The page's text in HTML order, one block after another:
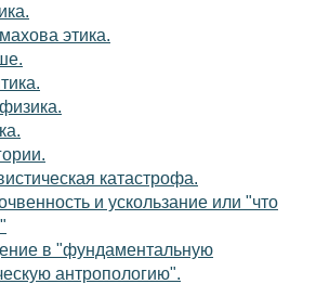
этика.
катастрофа.
и ускользание или "что
в "фундаментальную
антропологию".